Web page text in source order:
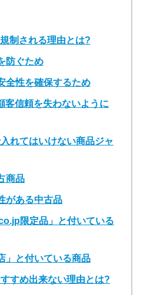
制される理由とは?
防ぐため
全性を確保するため
客信頼を失わないように
れてはいけない商品ジャ
商品
がある中古品
限定品」と付いている
」と付いている商品
すめ出来ない理由とは?